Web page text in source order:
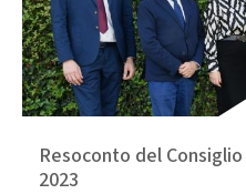
Resoconto del
2023